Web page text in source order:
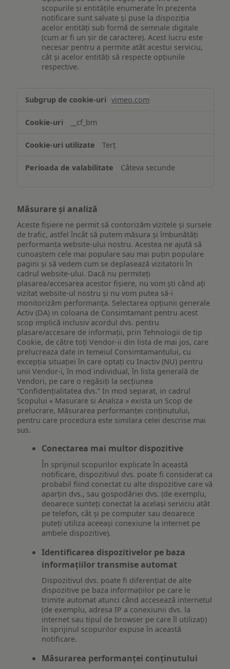
scopurile și entitățile enumerate în prezenta
notificare sunt salvate și puse la dispoziția
acelor entități sub formă de semnale digitale
(cum ar fi un șir de caractere). Acest lucru este
necesar pentru a permite atât acestui serviciu,
cât și acelor entități să respecte opțiunile
respective.
funcționalităților
ului
vimeo.com
__cf_bm
Terț
Câteva secunde
Măsurare și analiză
Aceste fișiere ne permit să contorizăm vizitele și sursele
de trafic, astfel încât să putem măsura și îmbunătăți
performanța website-ului nostru. Acestea ne ajută să
cunoaștem cele mai populare sau mai puțin populare
pagini și să vedem cum se deplasează vizitatorii în
cadrul website-ului. Dacă nu permiteți
plasarea/accesarea acestor fișiere, nu vom ști când ați
vizitat website-ul nostru și nu vom putea să-i
monitorizăm performanța. Selectarea opțiunii generale
Activ (DA) in coloana de Consimtamant pentru acest
scop implică inclusiv acordul dvs. pentru
plasare/accesare de informații, prin Tehnologii de tip
Cookie, de către toți Vendor-ii din lista de mai jos, care
prelucreaza date in temeiul Consimtamantului, cu
excepția situației în care optați cu Inactiv (NU) pentru
unii Vendor-i, în mod individual, în lista generală de
Vendori, pe care o regăsiți la secțiunea
“Confidențialitatea dvs.” In mod separat, in cadrul
Scopului « Masurare si Analiza » exista un Scop de
prelucrare, Măsurarea performanței conținutului,
pentru care procedura este similara celei descrise mai
sus.
Conectarea mai multor dispozitive
În sprijinul scopurilor explicate în această
notificare, dispozitivul dvs. poate fi considerat ca
probabil fiind conectat cu alte dispozitive care vă
aparțin dvs., sau gospodăriei dvs. (de exemplu,
deoarece sunteți conectat la același serviciu atât
pe telefon, cât și pe computer sau deoarece
puteți utiliza aceeași conexiune la internet pe
ambele dispozitive).
Identificarea dispozitivelor pe baza
informațiilor transmise automat
Dispozitivul dvs. poate fi diferențiat de alte
dispozitive pe baza informațiilor pe care le
trimite automat atunci când accesează internetul
(de exemplu, adresa IP a conexiunii dvs. la
internet sau tipul de browser pe care îl utilizați)
în sprijinul scopurilor expuse în această
notificare.
Măsurarea performanței conținutului